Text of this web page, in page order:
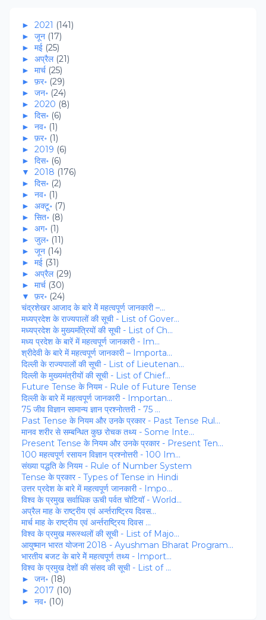
► 2021 (141)
► जून (17)
► मई (25)
► अप्रैल (21)
► मार्च (25)
► फ़र॰ (29)
► जन॰ (24)
► 2020 (8)
► दिस॰ (6)
► नव॰ (1)
► फ़र॰ (1)
► 2019 (6)
► दिस॰ (6)
▼
2018 (176)
► दिस॰ (2)
► नव॰ (1)
► अक्टू॰ (7)
► सित॰ (8)
► अग॰ (1)
► जुल॰ (11)
► जून (14)
► मई (31)
► अप्रैल (29)
► मार्च (30)
▼
फ़र॰ (24)
चंद्रशेखर आजाद के बारे मेें महत्‍वपूर्ण जानकारी –...
मध्‍यप्रदेश के राज्‍यपालों की सूची - List of Gover...
मध्‍यप्रदेश के मुख्यमंत्रियों की सूची - List of Ch...
मध्‍य प्रदेश के बारें में महत्‍वपूर्ण जानकारी - Im...
श्रीदेवी के बारे में महत्‍वपूर्ण जानकारी – Importa...
दिल्‍ली के राज्‍यपालों की सूची - List of Lieutenan...
दिल्‍ली के मुख्‍यमंत्रीयों की सूची - List of Chief...
Future Tense के नियम - Rule of Future Tense
दिल्‍ली के बारे में महत्‍वपूर्ण जानकारी - Importan...
75 जीव विज्ञान सामान्‍य ज्ञान प्रश्‍नोत्‍तरी - 75 ...
Past Tense के नियम और उनके प्रकार - Past Tense Rul...
मानव शरीर से सम्‍बन्धित कुछ रोचक तथ्‍य - Some Inte...
Present Tense के नियम और उनके प्रकार - Present Ten...
100 महत्वपूर्ण रसायन विज्ञान प्रश्नोत्तरी - 100 Im...
संख्या पद्धति के नियम - Rule of Number System
Tense के प्रकार - Types of Tense in Hindi
उत्तर प्रदेश के बारे में महत्वपूर्ण जानकारी - Impo...
विश्‍व के प्रमुख सर्वाधिक ऊची पर्वत चोटियॉ - World...
अप्रैल माह के राष्‍ट्रीय एवं अर्न्‍तराष्ट्रिय दिवस...
मार्च माह के राष्‍ट्रीय एवं अर्न्‍तराष्ट्रिय दिवस ...
विश्‍व के प्रमुख मरूस्‍थलों की सूची - List of Majo...
आयुष्मान भारत योजना 2018 - Ayushman Bharat Program...
भारतीय बजट के बारे मेें महत्‍वपूर्ण तथ्‍य - Import...
विश्‍व के प्रमुख देशों की संसद की सूची - List of ...
► जन॰ (18)
► 2017 (10)
► नव॰ (10)